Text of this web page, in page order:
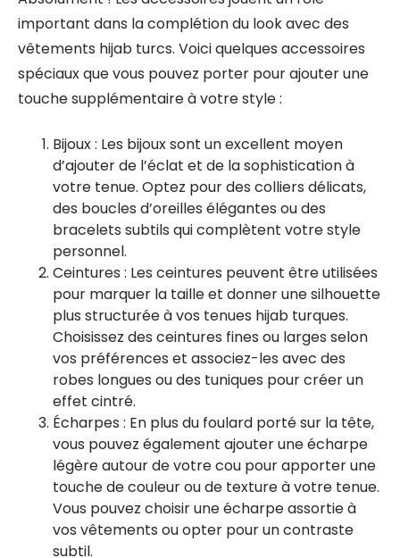
important dans la complétion du look avec des
vêtements hijab turcs. Voici quelques accessoires
spéciaux que vous pouvez porter pour ajouter une
touche supplémentaire à votre style :
Bijoux : Les bijoux sont un excellent moyen
d’ajouter de l’éclat et de la sophistication à
votre tenue. Optez pour des colliers délicats,
des boucles d’oreilles élégantes ou des
bracelets subtils qui complètent votre style
personnel.
Ceintures : Les ceintures peuvent être utilisées
pour marquer la taille et donner une silhouette
plus structurée à vos tenues hijab turques.
Choisissez des ceintures fines ou larges selon
vos préférences et associez-les avec des
robes longues ou des tuniques pour créer un
effet cintré.
Écharpes : En plus du foulard porté sur la tête,
vous pouvez également ajouter une écharpe
légère autour de votre cou pour apporter une
touche de couleur ou de texture à votre tenue.
Vous pouvez choisir une écharpe assortie à
vos vêtements ou opter pour un contraste
subtil.